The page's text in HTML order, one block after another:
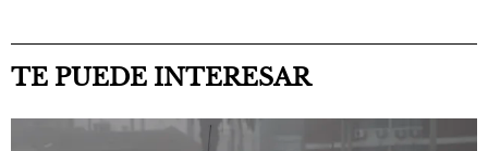
TE PUEDE INTERESAR